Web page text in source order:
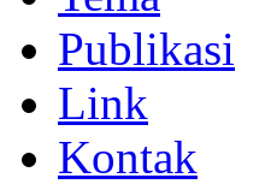
Publikasi
Link
Kontak